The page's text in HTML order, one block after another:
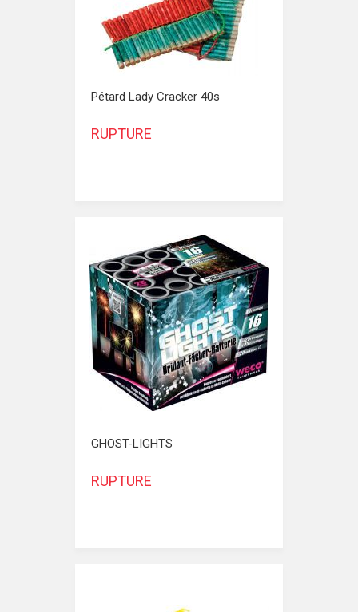
Pétard Lady Cracker 40s
RUPTURE
GHOST-LIGHTS
RUPTURE